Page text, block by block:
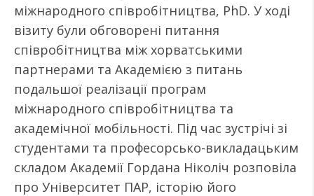
міжнародного співробітництва, PhD. У ході
візиту були обговорені питання
співробітництва між хорватськими
партнерами та Академією з питань
подальшої реалізації програм
міжнародного співробітництва та
академічної мобільності. Під час зустрічі зі
студентами та професорсько-викладацьким
складом Академії Гордана Ніколіч розповіла
про Університет ПАР, історію його